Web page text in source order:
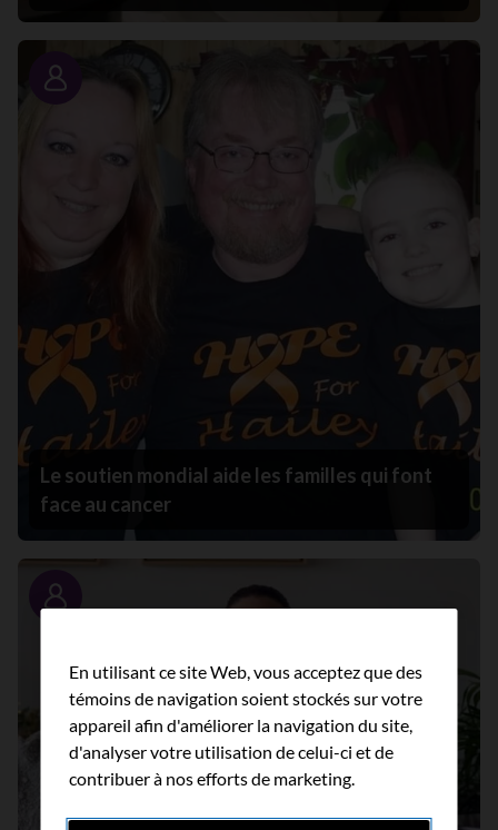
Portrait
Le soutien mondial aide les familles qui font
face au cancer
Portrait
En utilisant ce site Web, vous acceptez que des
témoins de navigation soient stockés sur votre
appareil afin d'améliorer la navigation du site,
d'analyser votre utilisation de celui-ci et de
contribuer à nos efforts de marketing.